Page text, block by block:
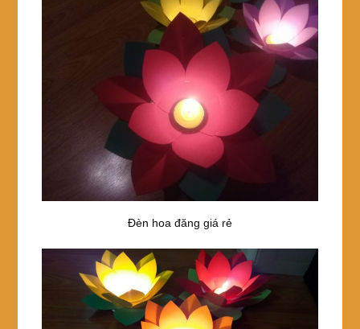
Đèn hoa đăng giá rẻ